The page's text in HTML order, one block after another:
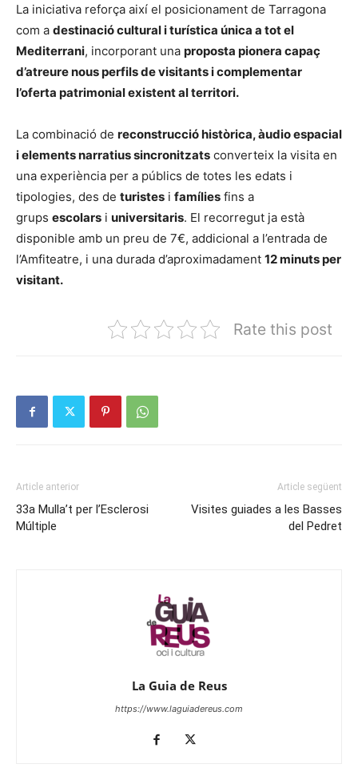
La iniciativa reforça així el posicionament de Tarragona
com a destinació cultural i turística única a tot el
Mediterrani, incorporant una proposta pionera capaç
d’atreure nous perfils de visitants i complementar
l’oferta patrimonial existent al territori.
La combinació de reconstrucció històrica, àudio espacial
i elements narratius sincronitzats converteix la visita en
una experiència per a públics de totes les edats i
tipologies, des de turistes i famílies fins a
grups escolars i universitaris. El recorregut ja està
disponible amb un preu de 7€, addicional a l’entrada de
l’Amfiteatre, i una durada d’aproximadament 12 minuts per
visitant.
Rate this post
Article anterior
33a Mulla’t per l’Esclerosi
Múltiple
Article següent
Visites guiades a les Basses
del Pedret
La Guia de Reus
https://www.laguiadereus.com